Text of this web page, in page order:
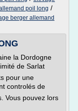
poil long /
berger allemand
la Dordogne
de Sarlat
pour une
controlés de
Vous pouvez lors